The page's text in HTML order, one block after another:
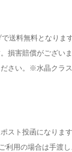
送料無料となります
損害賠償がございま
さい。※水晶クラ
スト投函になります
利用の場合は手渡